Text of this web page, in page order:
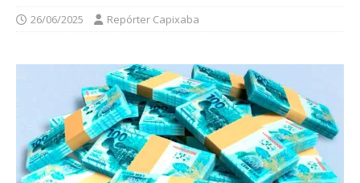
26/06/2025 Repórter Capixaba